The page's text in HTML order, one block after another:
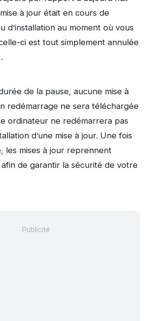
à jour était en cours de
d’installation au moment où vous
ci est tout simplement annulée
de la pause, aucune mise à
redémarrage ne sera téléchargée
ordinateur ne redémarrera pas
d’une mise à jour. Une fois
les mises à jour reprennent
de garantir la sécurité de votre